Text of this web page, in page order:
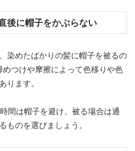
後に帽子をかぶらない
染めたばかりの髪に帽子を被るの
めつけや摩擦によって色移りや色
ります。
間は帽子を避け、被る場合は通
ものを選びましょう。